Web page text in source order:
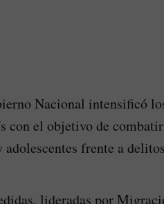
Nacional intensificó
con el objetivo de
adolescentes frente a
lideradas por